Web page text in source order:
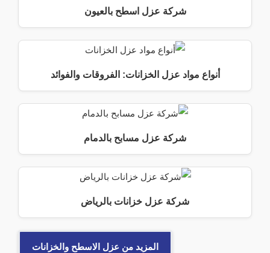
شركة عزل اسطح بالعيون
أنواع مواد عزل الخزانات: الفروقات والفوائد
شركة عزل مسابح بالدمام
شركة عزل خزانات بالرياض
المزيد من عزل الاسطح والخزانات